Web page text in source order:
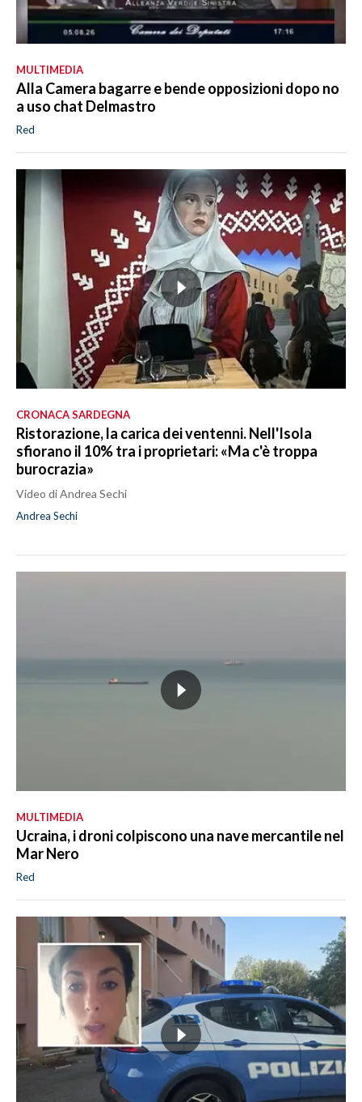
MULTIMEDIA
Alla Camera bagarre e bende opposizioni dopo no
a uso chat Delmastro
Red
CRONACA SARDEGNA
Ristorazione, la carica dei ventenni. Nell'Isola
sfiorano il 10% tra i proprietari: «Ma c'è troppa
burocrazia»
Video di Andrea Sechi
Andrea Sechi
MULTIMEDIA
Ucraina, i droni colpiscono una nave mercantile nel
Mar Nero
Red